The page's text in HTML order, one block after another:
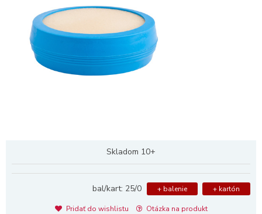
Skladom 10+
bal/kart: 25/0 + balenie + kartón
Pridať do wishlistu Otázka na produkt